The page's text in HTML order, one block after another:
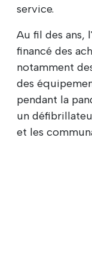
service.
Au fil des ans,
financé des
notamment
des
pendant la
un
et les